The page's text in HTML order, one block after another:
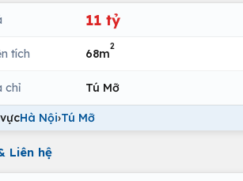
11 tỷ
tích 68m
2
chỉ Tú Mỡ
Hà Nội›Tú Mỡ
Liên hệ